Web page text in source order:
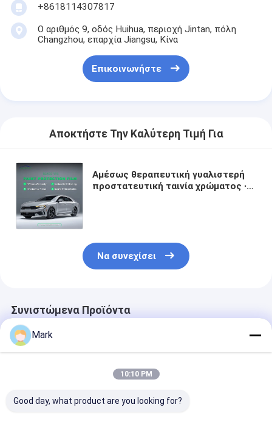
+8618114307817
Ο αριθμός 9, οδός Huihua, περιοχή Jintan, πόλη
Changzhou, επαρχία Jiangsu, Κίνα
Επικοινωνήστε
Αποκτήστε Την Καλύτερη Τιμή Για
Αμέσως θεραπευτική γυαλιστερή
προστατευτική ταινία χρώματος ∙
Να συνεχίσει
Συνιστώμενα Προϊόντα
Mark
10:10 PM
Good day, what product are you looking for?